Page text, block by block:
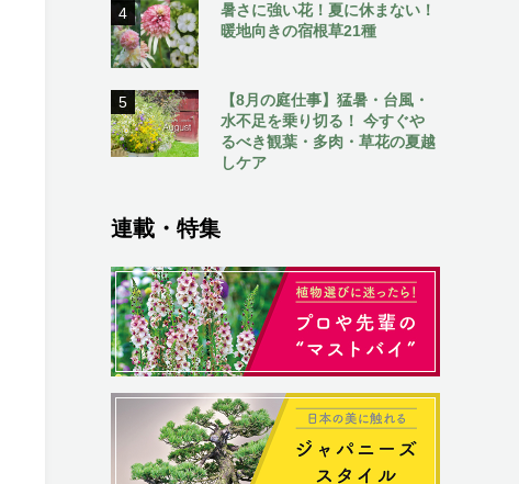
4
暑さに強い花！夏に休まない！
暖地向きの宿根草21種
5
【8月の庭仕事】猛暑・台風・
水不足を乗り切る！ 今すぐや
るべき観葉・多肉・草花の夏越
しケア
連載・特集